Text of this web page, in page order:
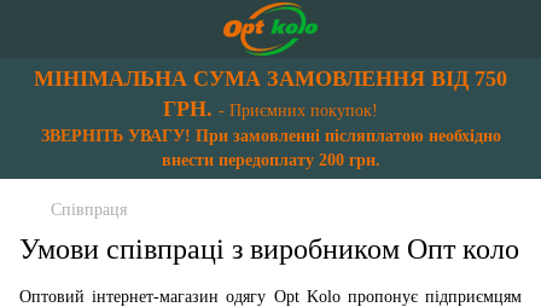
МІНІМАЛЬНА СУМА ЗАМОВЛЕННЯ ВІД 750
ГРН. - Приємних покупок!
ЗВЕРНІТЬ УВАГУ! При замовленні післяплатою необхідно
внести передоплату 200 грн.
Співпраця
Умови співпраці з виробником Опт коло
Оптовий інтернет-магазин одягу Opt Kolo пропонує підприємцям